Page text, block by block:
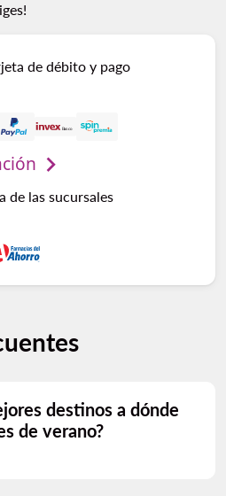
de débito y pago
de las sucursales
destinos a dónde
de verano?